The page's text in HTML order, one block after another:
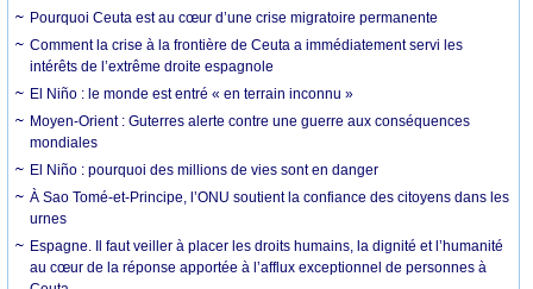
Pourquoi Ceuta est au cœur d’une crise migratoire permanente
Comment la crise à la frontière de Ceuta a immédiatement servi les
intérêts de l’extrême droite espagnole
El Niño : le monde est entré « en terrain inconnu »
Moyen-Orient : Guterres alerte contre une guerre aux conséquences
mondiales
El Niño : pourquoi des millions de vies sont en danger
À Sao Tomé-et-Principe, l’ONU soutient la confiance des citoyens dans les
urnes
Espagne. Il faut veiller à placer les droits humains, la dignité et l’humanité
au cœur de la réponse apportée à l’afflux exceptionnel de personnes à